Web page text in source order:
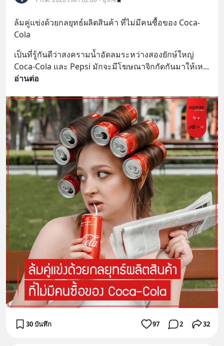
ล้มคู่แข่งด้วยกลยุทธ์ผลิตสินค้า ที่ไม่มีคนซื้อของ Coca-
Cola
เป็นที่รู้กันดีว่าสงครามน้ำอัดลมระหว่างสองยักษ์ใหญ่
Coca-Cola และ Pepsi มักจะมีโฆษณาจิกกัดกันมาให้เห
อ่านต่อ
30 บันทึก 97 2 32